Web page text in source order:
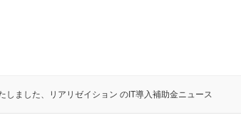
しました、リアリゼイション のIT導入補助金ニュース